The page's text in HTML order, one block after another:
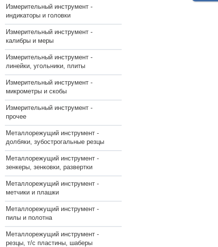
Измерительный инструмент -
индикаторы и головки
Измерительный инструмент -
калибры и меры
Измерительный инструмент -
линейки, угольники, плиты
Измерительный инструмент -
микрометры и скобы
Измерительный инструмент -
прочее
Металлорежущий инструмент -
долбяки, зубострогальные резцы
Металлорежущий инструмент -
зенкеры, зенковки, развертки
Металлорежущий инструмент -
метчики и плашки
Металлорежущий инструмент -
пилы и полотна
Металлорежущий инструмент -
резцы, т/с пластины, шаберы